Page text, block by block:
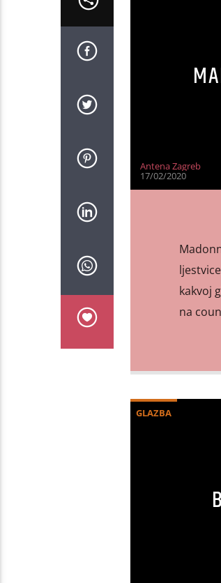
Antena Zagreb
17/02/2020
kakvoj
na
GLAZBA